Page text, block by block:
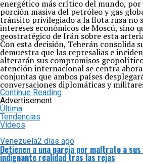
energético más crítico del mundo,
porción masiva del petróleo y gas
tránsito privilegiado a la flota rusa no
intereses económicos de Moscú, sino
geostratégico de Irán sobre esta
Con esta decisión, Teherán consolida
demuestra que las represalias e
alterarán sus compromisos
atención internacional se centra
conjuntas que ambos países
conversaciones diplomáticas y
Continue Reading
Advertisement
Última
Tendencias
Vídeos
Venezuela2 días ago
Detienen a una pareja por maltrato a
indignante realidad tras las rejas